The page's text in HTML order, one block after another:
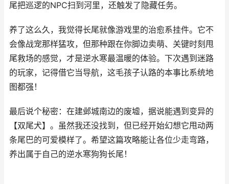
尾把巡逻的NPC扫到河里，还触发了隐藏任务。
养了这么久，我觉得长尾就像游戏里的治愈系挂件。它不
会像战宠那样猛攻，但那种跟在你脚边卖萌、关键时刻甩
尾救场的感觉，才是逆水寒最温暖的体验。下次遇到迷路
的玩家，记得借它当导航，这毛孩子认路的本事比系统地
图都强！
最后说个秘密：在建邺城南边的废墟，据说能遇到变异的
【双尾犬】。虽然我还没找到，但已经开始幻想它甩动两
条尾巴的可爱模样了。希望这篇攻略能让各位少走弯路，
养出属于自己的逆水寒狗狗长尾！